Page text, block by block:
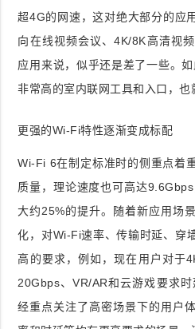
超4G的网速，这对绝大部分的应
向在线视频会议、4K/8K高清视
应用来说，似乎还是差了一些。
非常高的室内联网工具和入口，也
更强的Wi-Fi特性逐渐变成标配
Wi-Fi 6在制定标准时的侧重点着
质量，理论速度也可高达
大约25%的提升。随着新应用场
化，对Wi-Fi速率、传输时延、穿
高的要求，例如，现在用户对于
20Gbps、VR/AR和云游戏要求
经重点关注了高密场景下的用户